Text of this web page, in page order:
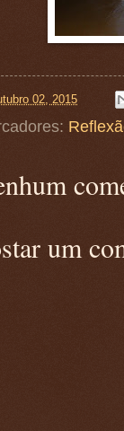
02, 2015
um